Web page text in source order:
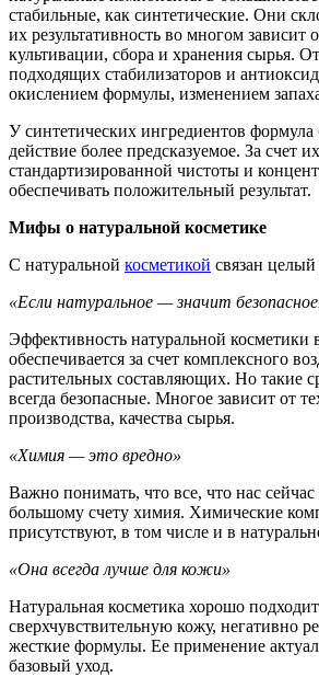
стабильные, как синтетические. Они
их результативность во многом зависит
культивации, сбора и хранения сырья.
подходящих стабилизаторов и
окислением формулы, изменением
У синтетических ингредиентов формула
действие более предсказуемое. За счет их
стандартизированной чистоты и
обеспечивать положительный результат.
Мифы о натуральной косметике
С натуральной косметикой связан
«Если натуральное — значит
Эффективность натуральной косметики
обеспечивается за счет комплексного
растительных составляющих. Но такие
всегда безопасные. Многое зависит от
производства, качества сырья.
«Химия — это вредно»
Важно понимать, что все, что нас
большому счету химия. Химические
присутствуют, в том числе и в
«Она всегда лучше для кожи»
Натуральная косметика хорошо
сверхчувствительную кожу, негативно
жесткие формулы. Ее применение
базовый уход.